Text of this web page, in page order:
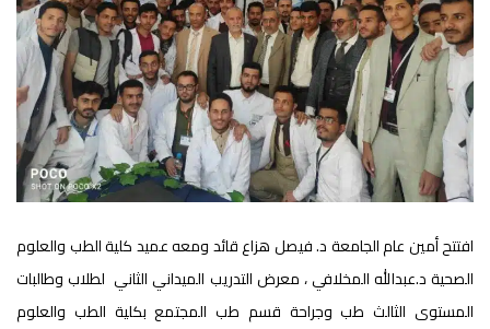
افتتح أمين عام الجامعة د. فيصل هزاع قائد ومعه عميد كلية الطب والعلوم
الصحية د.عبدالله المخلافي ، معرض التدريب الميداني الثاني لطلاب وطالبات
المستوى الثالث طب وجراحة قسم طب المجتمع بكلية الطب والعلوم